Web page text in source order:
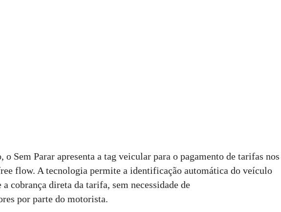
o Sem Parar apresenta a tag veicular para o pagamento de tarifas nos
flow. A tecnologia permite a identificação automática do veículo
a cobrança direta da tarifa, sem necessidade de
por parte do motorista.